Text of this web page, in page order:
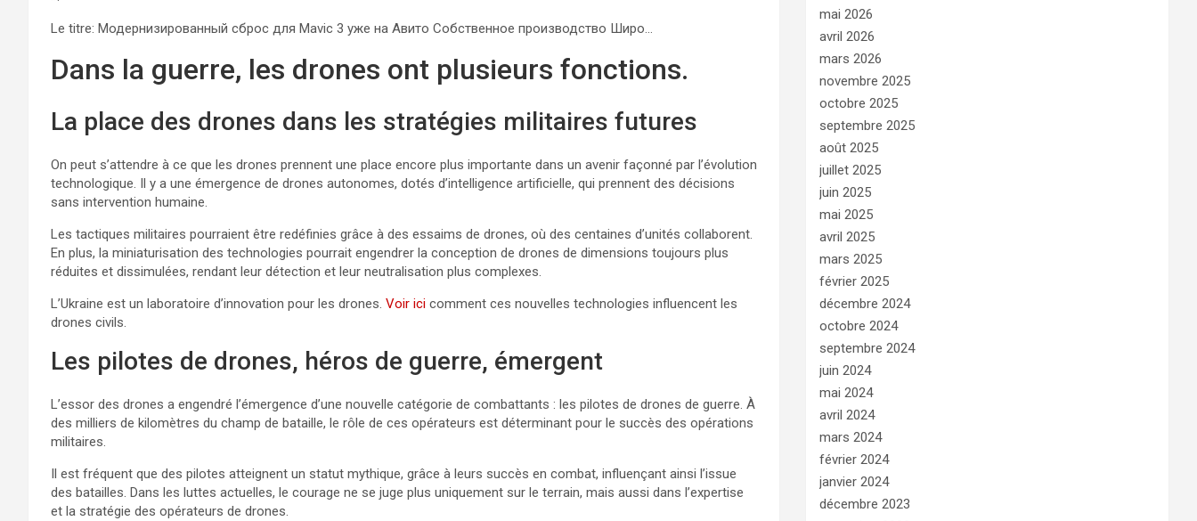
Le titre: Модернизированный сброс для Mavic 3 уже на Авито Собственное производство Широ…
Dans la guerre, les drones ont plusieurs fonctions.
La place des drones dans les stratégies militaires futures
On peut s’attendre à ce que les drones prennent une place encore plus importante dans un avenir façonné par l’évolution
technologique. Il y a une émergence de drones autonomes, dotés d’intelligence artificielle, qui prennent des décisions
sans intervention humaine.
Les tactiques militaires pourraient être redéfinies grâce à des essaims de drones, où des centaines d’unités collaborent.
En plus, la miniaturisation des technologies pourrait engendrer la conception de drones de dimensions toujours plus
réduites et dissimulées, rendant leur détection et leur neutralisation plus complexes.
L’Ukraine est un laboratoire d’innovation pour les drones. Voir ici comment ces nouvelles technologies influencent les
drones civils.
Les pilotes de drones, héros de guerre, émergent
L’essor des drones a engendré l’émergence d’une nouvelle catégorie de combattants : les pilotes de drones de guerre. À
des milliers de kilomètres du champ de bataille, le rôle de ces opérateurs est déterminant pour le succès des opérations
militaires.
Il est fréquent que des pilotes atteignent un statut mythique, grâce à leurs succès en combat, influençant ainsi l’issue
des batailles. Dans les luttes actuelles, le courage ne se juge plus uniquement sur le terrain, mais aussi dans l’expertise
et la stratégie des opérateurs de drones.
mai 2026
avril 2026
mars 2026
novembre 2025
octobre 2025
septembre 2025
août 2025
juillet 2025
juin 2025
mai 2025
avril 2025
mars 2025
février 2025
décembre 2024
octobre 2024
septembre 2024
juin 2024
mai 2024
avril 2024
mars 2024
février 2024
janvier 2024
décembre 2023